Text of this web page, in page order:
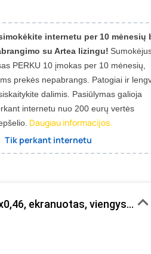
internetu per 10 mėnesių
su Artea lizingu!
PERKU 10 įmokas per 10 mėnesių,
prekės nepabrangs. Patogiai ir
dalimis. Pasiūlymas galioja
internetu nuo 200 eurų vertės
Daugiau informacijos.
Tik perkant internetu
ekranuotas, viengyslis,